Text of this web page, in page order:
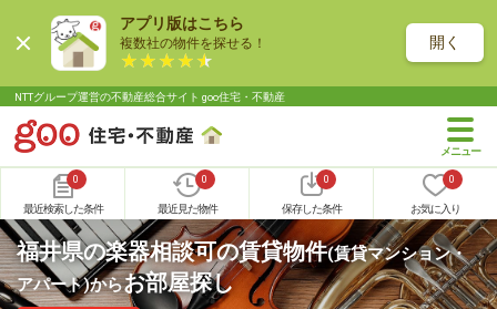
アプリ版はこちら
複数社の物件を探せる！ 開く
NTTグループ運営の不動産総合サイト goo住宅・不動産
0
最近検索した条件
0
最近見た物件
0
保存した条件
0
お気に入り
福井県の楽器相談可の賃貸物件(賃貸マンション・
アパート)からお部屋探し